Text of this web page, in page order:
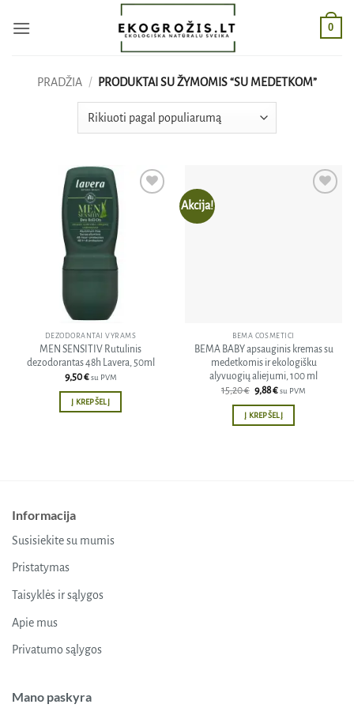
0
PRADŽIA / PRODUKTAI SU ŽYMOMIS “SU MEDETKOM”
DEZODORANTAI VYRAMS
MEN SENSITIV Rutulinis
dezodorantas 48h Lavera, 50ml
9,50€ su PVM
Į KREPŠELĮ
Akcija!
BEMA COSMETICI
BEMA BABY apsauginis kremas su
medetkomis ir ekologišku
alyvuogių aliejumi, 100 ml
15,20€ Original
was:
15,20 €.
9,88€Current
is:
9,88 €.
su PVM
Į KREPŠELĮ
Informacija
Susisiekite su mumis
Pristatymas
Taisyklės ir sąlygos
Apie mus
Privatumo sąlygos
Mano paskyra